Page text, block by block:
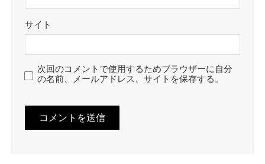
サイト
次回のコメントで使用するためブラウザーに自分
の名前、メールアドレス、サイトを保存する。